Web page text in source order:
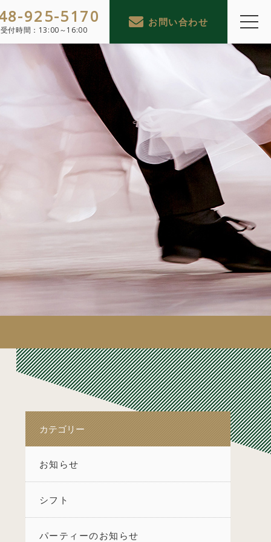
925-5170
受付時間： 13:00～16:00
お問い合わせ
カテゴリー
お知らせ
シフト
パーティーのお知らせ